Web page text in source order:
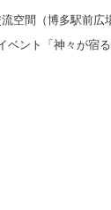
空間（博多駅前広
ント「神々が宿